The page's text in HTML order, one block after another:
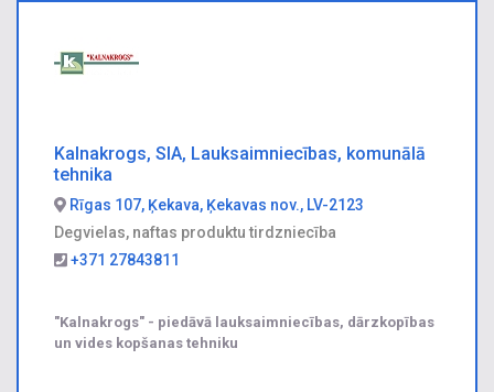
Kalnakrogs, SIA, Lauksaimniecības, komunālā
tehnika
Rīgas 107, Ķekava, Ķekavas nov., LV-2123
Degvielas, naftas produktu tirdzniecība
+371 27843811
"Kalnakrogs" - piedāvā lauksaimniecības, dārzkopības
un vides kopšanas tehniku